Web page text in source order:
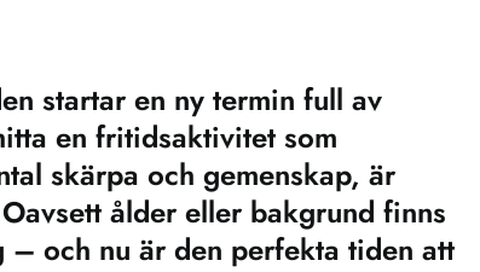
startar en ny termin full av
en fritidsaktivitet som
skärpa och gemenskap, är
ålder eller bakgrund finns
– och nu är den perfekta tiden att